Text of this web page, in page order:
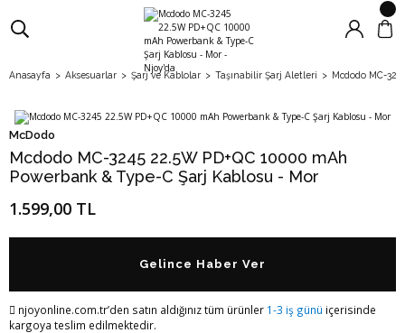
Anasayfa Aksesuarlar Şarj ve Kablolar Taşınabilir Şarj Aletleri Mcdodo MC-
McDodo
Mcdodo MC-3245 22.5W PD+QC 10000 mAh
Powerbank & Type-C Şarj Kablosu - Mor
1.599,00 TL
Gelince Haber Ver
njoyonline.com.tr’den satın aldığınız tüm ürünler 1-3 iş günü içerisinde
kargoya teslim edilmektedir.